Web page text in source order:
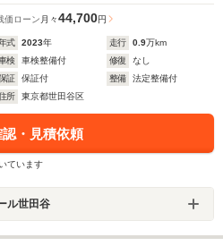
価ローン 月々44,700円
式 2023年 走行 0.9万km
検
車検整備付 修復
なし
証
保証付 整備
法定整備付
所
東京都世田谷区
・見積依頼
ています
ル世田谷